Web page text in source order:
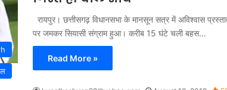
रायपुर। छत्तीसगढ़ विधानसभा के मानसून सत्र में अविश्वास
पर जमकर सियासी संग्राम हुआ। करीब 15 घंटे चली बहस…
Read More »